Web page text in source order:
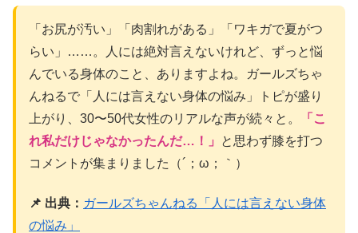
「お尻が汚い」「肉割れがある」「ワキガで夏がつ
らい」……。人には絶対言えないけれど、ずっと悩
んでいる身体のこと、ありますよね。ガールズちゃ
んねるで「人には言えない身体の悩み」トピが盛り
上がり、30〜50代女性のリアルな声が続々と。
「こ
れ私だけじゃなかったんだ…！」
と思わず膝を打つ
コメントが集まりました（´；ω；｀）
📌 出典： ガールズちゃんねる「人には言えない身体
の悩み」